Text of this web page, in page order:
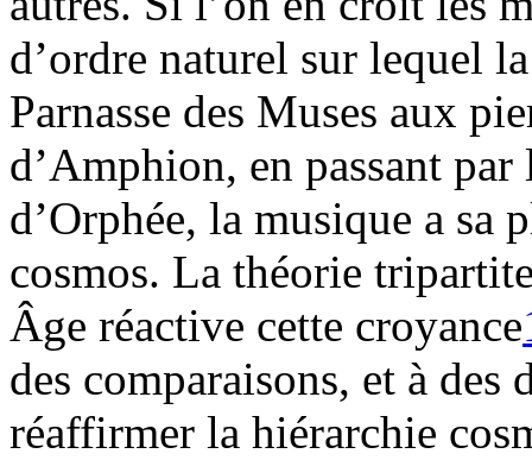
d’ordre naturel sur lequel
Parnasse des Muses aux
d’Amphion, en passant
d’Orphée, la musique a sa
cosmos. La théorie
Âge réactive cette croyance
des comparaisons, et à
réaffirmer la hiérarchie